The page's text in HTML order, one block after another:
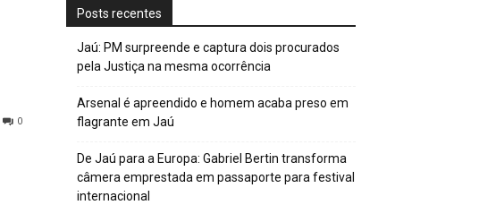
0
Posts recentes
Jaú: PM surpreende e captura dois procurados
pela Justiça na mesma ocorrência
Arsenal é apreendido e homem acaba preso em
flagrante em Jaú
De Jaú para a Europa: Gabriel Bertin transforma
câmera emprestada em passaporte para festival
internacional